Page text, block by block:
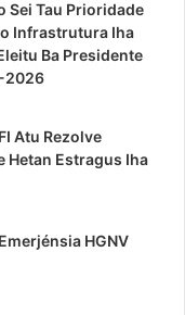
Sei Tau Prioridade
Infrastrutura Iha
Ba Presidente
2026
Atu Rezolve
Hetan Estragus Iha
HGNV